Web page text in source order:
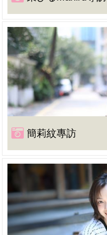
簡莉紋專訪